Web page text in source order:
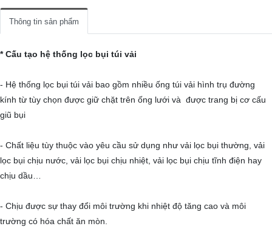
Thông tin sản phẩm
* Cấu tạo hệ thống lọc bụi túi vải
- Hệ thống lọc bụi túi vải bao gồm nhiều ống túi vải hình trụ đường
kính từ tùy chọn được giữ chặt trên ống lưới và được trang bị cơ cấu
giũ bụi
- Chất liệu tùy thuộc vào yêu cầu sử dụng như vải lọc bụi thường, vải
lọc bụi chịu nước, vải lọc bụi chịu nhiệt, vải lọc bụi chịu tĩnh điện hay
chịu dầu…
- Chịu được sự thay đổi môi trường khi nhiệt độ tăng cao và môi
trường có hóa chất ăn mòn.